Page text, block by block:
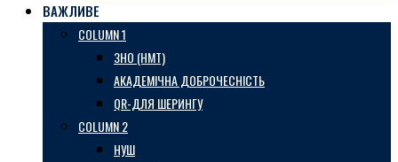
ВАЖЛИВЕ
COLUMN 1
ЗНО (НМТ)
АКАДЕМІЧНА ДОБРОЧЕСНІСТЬ
QR-ДЛЯ ШЕРИНГУ
COLUMN 2
НУШ